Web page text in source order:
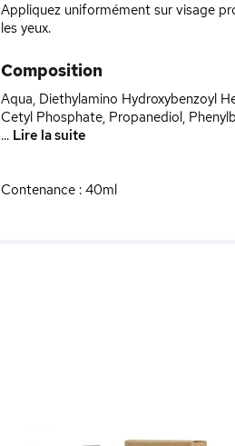
Appliquez uniformément sur visage
les yeux.
Composition
Aqua, Diethylamino Hydroxybenzoyl
Cetyl Phosphate, Propanediol,
... Lire la suite
Contenance : 40ml